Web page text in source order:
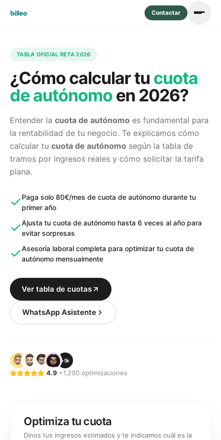
Contactar
TABLA OFICIAL RETA 2026
¿Cómo calcular tu cuota
de autónomoen 2026?
Entender la cuota de autónomo es fundamental para
la rentabilidad de tu negocio. Te explicamos cómo
calcular tu cuota de autónomo según la tabla de
tramos por ingresos reales y cómo solicitar la tarifa
plana.
Paga solo 80€/mes de cuota de autónomo durante tu
primer año
Ajusta tu cuota de autónomo hasta 6 veces al año para
evitar sorpresas
Asesoría laboral completa para optimizar tu cuota de
autónomo mensualmente
Ver tabla de cuotas
WhatsApp Asistente
+5k
4.9·+1,200 optimizaciones
Optimiza tu cuota
Dinos tus ingresos estimados y te indicamos cuál es la